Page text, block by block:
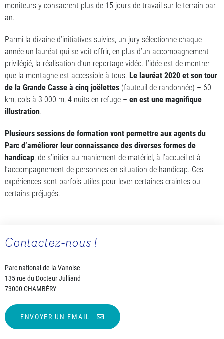
moniteurs y consacrent plus de 15 jours de travail sur le terrain par
an.
Parmi la dizaine d’initiatives suivies, un jury sélectionne chaque
année un lauréat qui se voit offrir, en plus d’un accompagnement
privilégié, la réalisation d’un reportage vidéo. L’idée est de montrer
que la montagne est accessible à tous. Le lauréat 2020 et son tour
de la Grande Casse à cinq joëlettes (fauteuil de randonnée) – 60
km, cols à 3 000 m, 4 nuits en refuge – en est une magnifique
illustration.
Plusieurs sessions de formation vont permettre aux agents du
Parc d’améliorer leur connaissance des diverses formes de
handicap, de s’initier au maniement de matériel, à l’accueil et à
l’accompagnement de personnes en situation de handicap. Ces
expériences sont parfois utiles pour lever certaines craintes ou
certains préjugés.
Contactez-nous !
Parc national de la Vanoise
135 rue du Docteur Julliand
73000 CHAMBÉRY
ENVOYER UN EMAIL